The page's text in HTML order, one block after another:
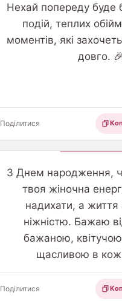
Нехай попереду буде
подій, теплих
моментів, які
довго.
Поділитися
З Днем народження,
твоя жіночна
надихати, а життя
ніжністю. Бажаю
бажаною, квітучою
щасливою в
Поділитися